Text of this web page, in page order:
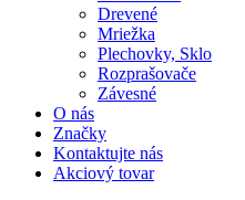
Drevené
Mriežka
Plechovky, Sklo
Rozprašovače
Závesné
O nás
Značky
Kontaktujte nás
Akciový tovar